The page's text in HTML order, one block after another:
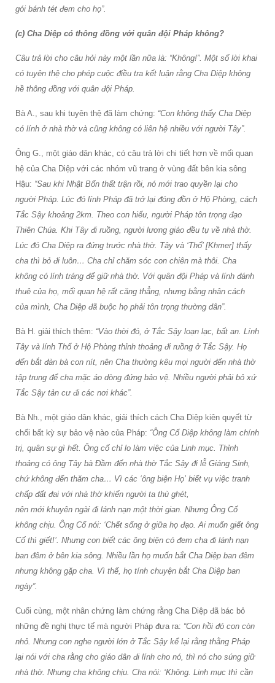
gói bánh tét đem cho họ”.
(c) Cha Diệp có thông đồng với quân đội Pháp không?
Câu trả lời cho câu hỏi này một lần nữa là: “Không!”. Một số lời khai
có tuyên thệ cho phép cuộc điều tra kết luận rằng Cha Diệp không
hề thông đồng với quân đội Pháp.
Bà A., sau khi tuyên thệ đã làm chứng: “Con không thấy Cha Diệp
có lính ở nhà thờ và cũng không có liên hệ nhiều với người Tây”.
Ông G., một giáo dân khác, có câu trả lời chi tiết hơn về mối quan
hệ của Cha Diệp với các nhóm vũ trang ở vùng đất bên kia sông
Hậu: “Sau khi Nhật Bổn thất trận rồi, nó mới trao quyền lại cho
người Pháp. Lúc đó lính Pháp đã trở lại đóng đồn ở Hộ Phòng, cách
Tắc Sậy khoảng 2km. Theo con hiểu, người Pháp tôn trọng đạo
Thiên Chúa. Khi Tây đi ruồng, người lương giáo đều tụ về nhà thờ.
Lúc đó Cha Diệp ra đứng trước nhà thờ. Tây và ‘Thổ’ [Khmer] thấy
cha thì bỏ đi luôn… Cha chỉ chăm sóc con chiên mà thôi. Cha
không có lính tráng để giữ nhà thờ. Với quân đội Pháp và lính đánh
thuê của họ, mối quan hệ rất căng thẳng, nhưng bằng nhân cách
của mình, Cha Diệp đã buộc họ phải tôn trọng thường dân”.
Bà H. giải thích thêm: “Vào thời đó, ở Tắc Sậy loạn lạc, bất an. Lính
Tây và lính Thổ ở Hộ Phòng thỉnh thoảng đi ruồng ở Tắc Sậy. Họ
đến bắt đàn bà con nít, nên Cha thường kêu mọi người đến nhà thờ
tập trung để cha mặc áo dòng đứng bảo vệ. Nhiều người phải bỏ xứ
Tắc Sậy tản cư đi các nơi khác”.
Bà Nh., một giáo dân khác, giải thích cách Cha Diệp kiên quyết từ
chối bất kỳ sự bảo vệ nào của Pháp: “Ông Cố Diệp không làm chính
trị, quân sự gì hết. Ông cố chỉ lo làm việc của Linh mục. Thỉnh
thoảng có ông Tây bà Đầm đến nhà thờ Tắc Sậy đi lễ Giáng Sinh,
chứ không đến thăm cha… Vì các ‘ông biện Họ’ biết vụ việc tranh
chấp đất đai với nhà thờ khiến người ta thù ghét,
nên mới khuyên ngài đi lánh nạn một thời gian. Nhưng Ông Cố
không chịu. Ông Cố nói: ‘Chết sống ở giữa họ đạo. Ai muốn giết ông
Cố thì giết!’. Nhưng con biết các ông biện có đem cha đi lánh nạn
ban đêm ở bên kia sông. Nhiều lần họ muốn bắt Cha Diệp ban đêm
nhưng không gặp cha. Vì thế, họ tính chuyện bắt Cha Diệp ban
ngày”.
Cuối cùng, một nhân chứng làm chứng rằng Cha Diệp đã bác bỏ
những đề nghị thực tế mà người Pháp đưa ra: “Con hồi đó con còn
nhỏ. Nhưng con nghe người lớn ở Tắc Sậy kể lại rằng thằng Pháp
lại nói với cha rằng cho giáo dân đi lính cho nó, thì nó cho súng giữ
nhà thờ. Nhưng cha không chịu. Cha nói: ‘Không. Linh mục thì cần